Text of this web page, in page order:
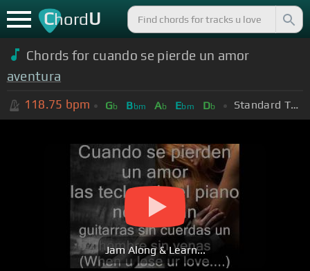
ChordU
Chords for cuando se pierde un amor
aventura
118.75 bpm Gb Bbm Ab Ebm Db Standard Tuning (EADGBE)
Jam Along & Learn...